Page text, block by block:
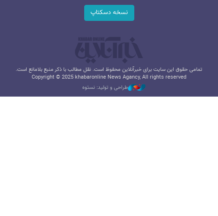
نسخه دسکتاپ
تمامی حقوق این سایت برای خبرآنلاین محفوظ است. نقل مطالب با ذکر منبع بلامانع است.
Copyright © 2025 khabaronline News Agancy, All rights reserved
طراحی و تولید: نستوه